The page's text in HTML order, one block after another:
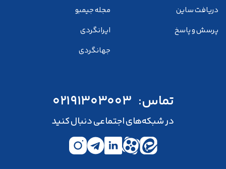
دریافت ساین
پرسش و پاسخ
مجله جیمبو
ایرانگردی
جهانگردی
تماس: 02191303003
در شبکه‌های اجتماعی دنبال کنید